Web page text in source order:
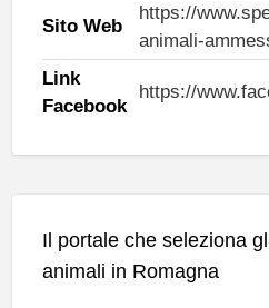
Sito Web
https://
animali-
Link
Facebook
https://
Il portale che seleziona
animali in Romagna